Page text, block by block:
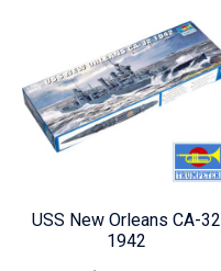
USS New Orleans CA-32
1942